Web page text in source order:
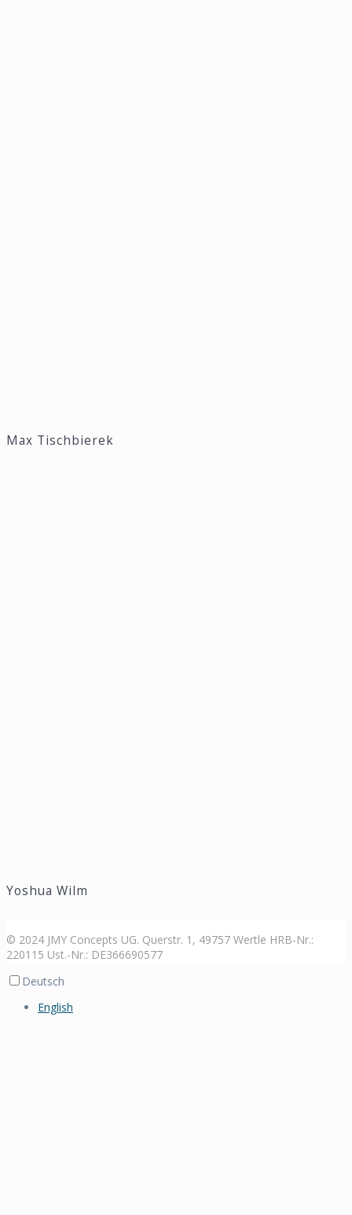
Max Tischbierek
Yoshua Wilm
© 2024 JMY Concepts UG. Querstr. 1, 49757 Wertle HRB-Nr.:
220115 Ust.-Nr.: DE366690577
Deutsch
English